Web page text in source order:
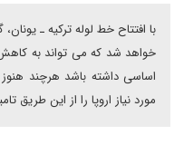
با افتتاح خط لوله ترکیه ـ یونان،‌
خواهد شد که می تواند به
اساسی داشته باشد هرچند
مورد نیاز اروپا را از این طریق